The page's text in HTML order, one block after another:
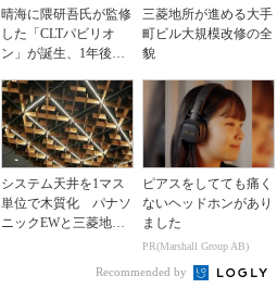
晴海に隈研吾氏が監修
した「CLTパビリオ
ン」が誕生、1年後に
三菱地所が進める大手
町ビル大規模改修の全
貌
システム天井を1マス
単位で木質化 パナソ
ニックEWと三菱地所
ピアスをしてても痛く
ないヘッドホンがあり
ました
PR(Marshall Group AB)
Recommended by